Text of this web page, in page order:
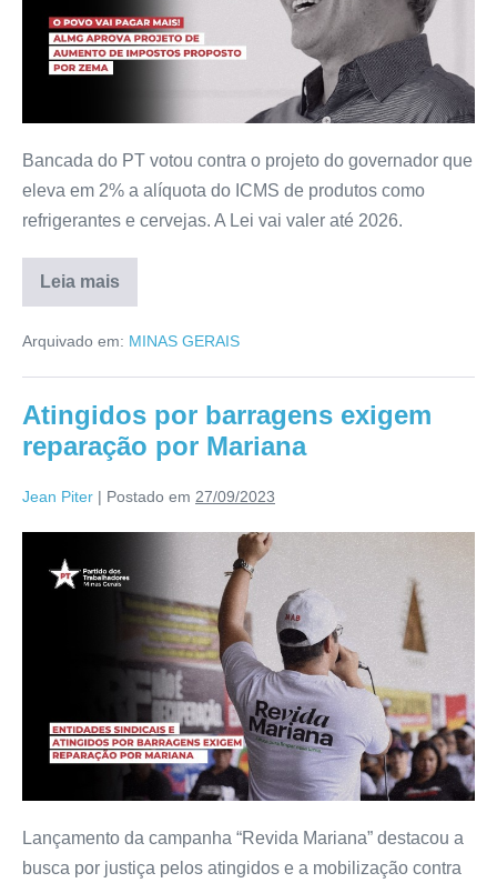
Bancada do PT votou contra o projeto do governador que
eleva em 2% a alíquota do ICMS de produtos como
refrigerantes e cervejas. A Lei vai valer até 2026.
Leia mais
Arquivado em: MINAS GERAIS
Atingidos por barragens exigem
reparação por Mariana
Jean Piter | Postado em 27/09/2023
Lançamento da campanha “Revida Mariana” destacou a
busca por justiça pelos atingidos e a mobilização contra